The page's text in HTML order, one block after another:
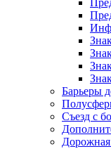
Барьеры
Съезд с
Дорожная